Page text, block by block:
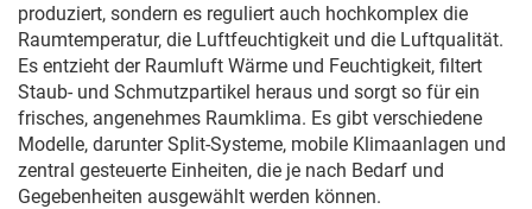
produziert, sondern es reguliert auch hochkomplex die
Raumtemperatur, die Luftfeuchtigkeit und die Luftqualität.
Es entzieht der Raumluft Wärme und Feuchtigkeit, filtert
Staub- und Schmutzpartikel heraus und sorgt so für ein
frisches, angenehmes Raumklima. Es gibt verschiedene
Modelle, darunter Split-Systeme, mobile Klimaanlagen und
zentral gesteuerte Einheiten, die je nach Bedarf und
Gegebenheiten ausgewählt werden können.